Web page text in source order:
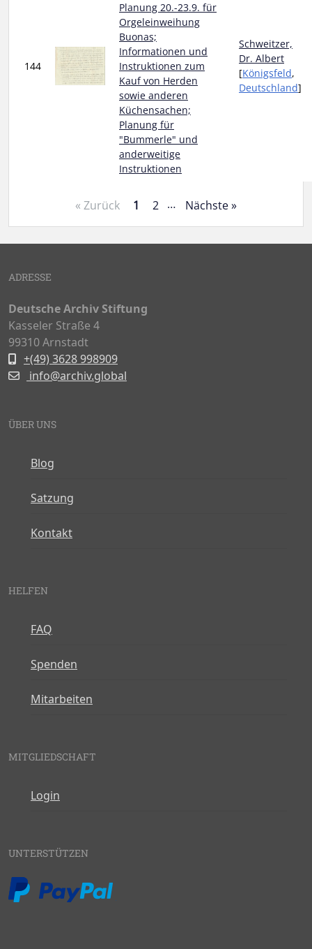
144
Planung 20.-23.9. für
Orgeleinweihung
Buonas;
Informationen und
Instruktionen zum
Kauf von Herden
sowie anderen
Küchensachen;
Planung für
"Bummerle" und
anderweitige
Instruktionen
Schweitzer,
Dr. Albert
[Königsfeld,
Deutschland]
« Zurück 1 2 … Nächste »
ADRESSE
Deutsche Archiv Stiftung
Kasseler Straße 4
99310 Arnstadt
+(49) 3628 998909
info@archiv.global
ÜBER UNS
Blog
Satzung
Kontakt
HELFEN
FAQ
Spenden
Mitarbeiten
MITGLIEDSCHAFT
Login
UNTERSTÜTZEN